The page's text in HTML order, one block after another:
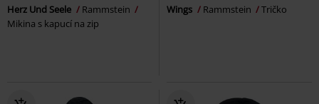
Herz Und Seele
Rammstein
Mikina s kapucí na zip
Wings Rammstein Tričko